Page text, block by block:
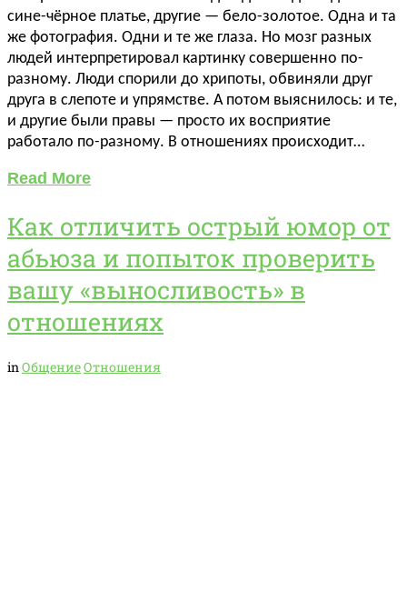
сине-чёрное платье, другие — бело-золотое. Одна и та
же фотография. Одни и те же глаза. Но мозг разных
людей интерпретировал картинку совершенно по-
разному. Люди спорили до хрипоты, обвиняли друг
друга в слепоте и упрямстве. А потом выяснилось: и те,
и другие были правы — просто их восприятие
работало по-разному. В отношениях происходит…
Read More
Как отличить острый юмор от
абьюза и попыток проверить
вашу «выносливость» в
отношениях
in ОбщениеОтношения